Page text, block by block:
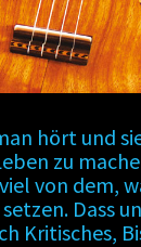
hört und
zu
von dem,
Dass
Kritisches,